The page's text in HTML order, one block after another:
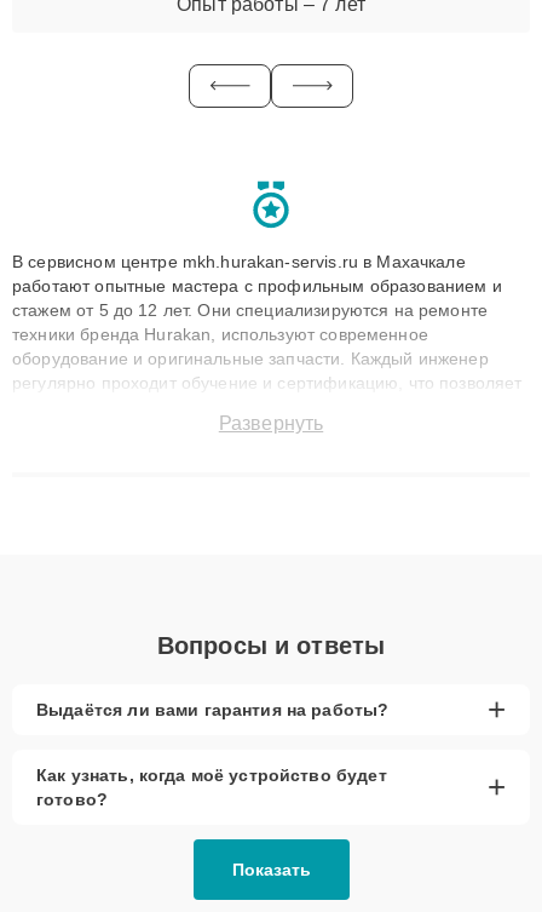
В сервисном центре mkh.hurakan-servis.ru в Махачкале
работают опытные мастера с профильным образованием и
стажем от 5 до 12 лет. Они специализируются на ремонте
техники бренда Hurakan, используют современное
оборудование и оригинальные запчасти. Каждый инженер
регулярно проходит обучение и сертификацию, что позволяет
технику с сохранением гарантии до 3 лет. Наши мастера
Развернуть
Вопросы и ответы
Выдаётся ли вами гарантия на работы? +
Как узнать, когда моё устройство будет
готово?
+
Показать